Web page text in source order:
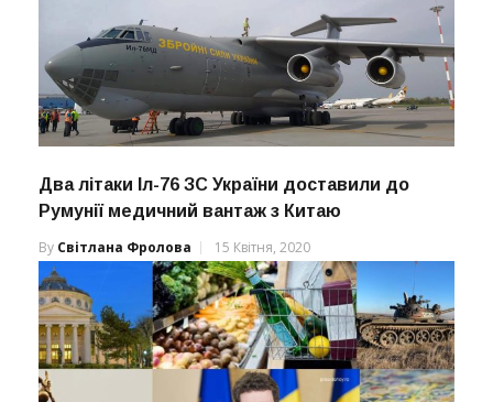
Два літаки Іл-76 ЗС України доставили до
Румунії медичний вантаж з Китаю
By Світлана Фролова 15 Квітня, 2020